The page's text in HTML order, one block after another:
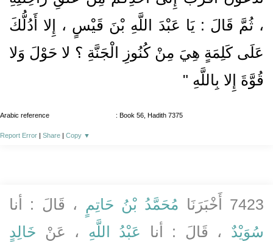
، ثُمَّ قَالَ : يَا عَبْدَ اللَّهِ بْنَ قَيْسٍ ، إِلا أَدُلُّكَ
عَلَى كَلِمَةٍ هِيَ مِنْ كُنُوزِ الْجَنَّةِ ؟ لا حَوْلَ وَلا
قُوَّةَ إِلا بِاللَّهِ "
Arabic reference : Book 56, Hadith 7375
Report Error | Share | Copy ▼
7423 أَخْبَرَنَا مُحَمَّدُ بْنُ حَاتِمٍ
، قَالَ : أنا
سُوَيْدٌ ، قَالَ : أنا عَبْدُ اللَّهِ ، عَنْ خَالِدٍ